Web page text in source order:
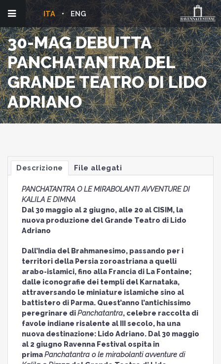
ENG
ITA
30-MAG DEBUTTA
PANCHATANTRA DEL
GRANDE TEATRO DI LIDO
ADRIANO
Descrizione File allegati
PANCHATANTRA O LE MIRABOLANTI AVVENTURE DI
KALILA E DIMNA
Dal 30 maggio al 2 giugno, alle 20 al CISIM, la
nuova produzione del Grande Teatro di Lido
Adriano
Dall’India del Brahmanesimo, passando per i
territori della Persia zoroastriana a quelli
arabo-islamici, fino alla Francia di La Fontaine;
dalle iconografie dei templi del Karnataka,
attraversando le miniature islamiche sino al
battistero di Parma. Quest’anno l’antichissimo
peregrinare diPanchatantra, celebre raccolta di
favole indiane risalente al III secolo, ha una
nuova destinazione: Lido Adriano. Dal 30 maggio
al 2 giugno Ravenna Festival ospita in
primaPanchatantra o le mirabolanti avventure di